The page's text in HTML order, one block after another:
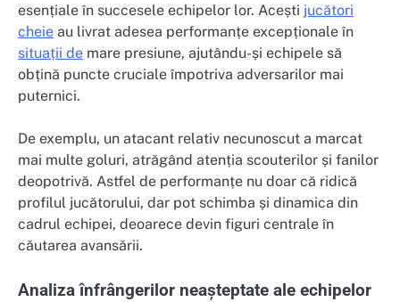
esențiale în succesele echipelor lor. Acești jucători
cheie au livrat adesea performanțe excepționale în
situații de mare presiune, ajutându-și echipele să
obțină puncte cruciale împotriva adversarilor mai
puternici.
De exemplu, un atacant relativ necunoscut a marcat
mai multe goluri, atrăgând atenția scouterilor și fanilor
deopotrivă. Astfel de performanțe nu doar că ridică
profilul jucătorului, dar pot schimba și dinamica din
cadrul echipei, deoarece devin figuri centrale în
căutarea avansării.
Analiza înfrângerilor neașteptate ale echipelor